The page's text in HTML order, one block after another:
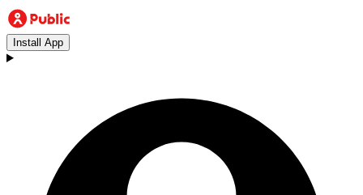
Install App